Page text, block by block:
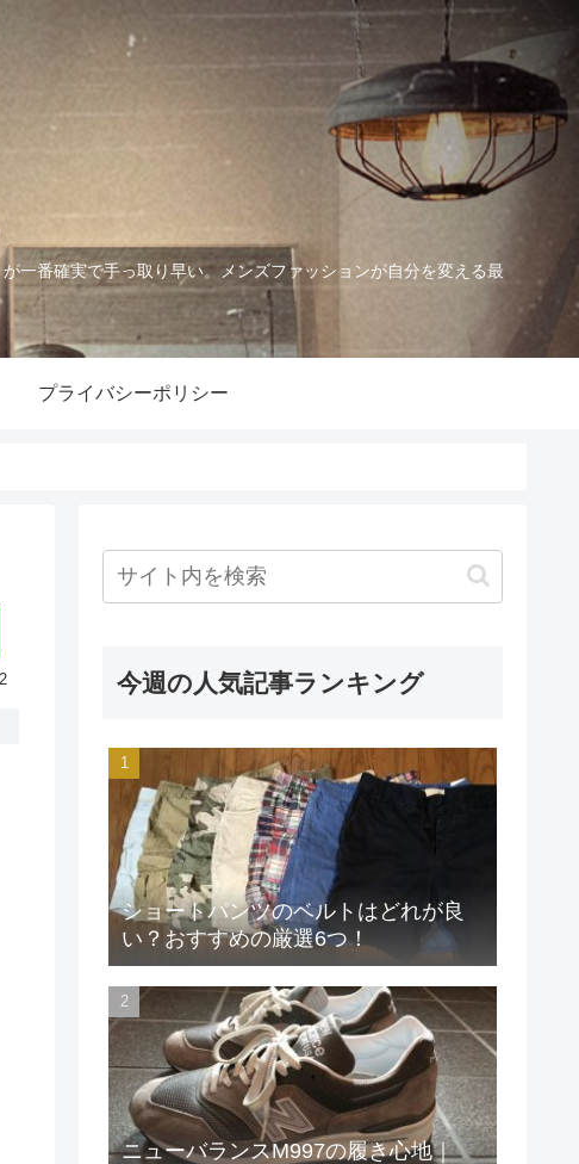
一番確実で手っ取り早い。メンズファッションが自分を変える最
プライバシーポリシー
今週の人気記事ランキング
ショートパンツのベルトはどれが良
い？おすすめの厳選6つ！
ニューバランスM997の履き心地｜